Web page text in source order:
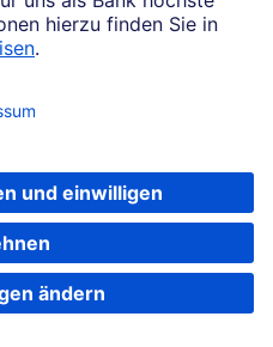
bestellen
auch Lars Gutheil öfter
ist gestiegen“, sagt
Durchschnitt.
beschlossen werden.
äußerst interessante
Unternehmen“, sagt
der Pioniere, sieht denn
Polen infrage zu
davon aus, dass wir in